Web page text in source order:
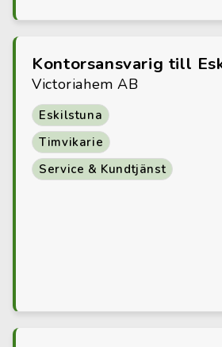
Kontorsansvarig till
Victoriahem AB
Eskilstuna
Timvikarie
Service & Kundtjänst